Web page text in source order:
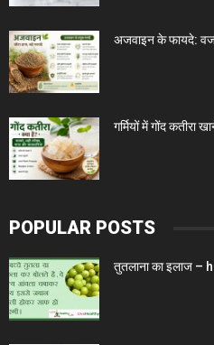
अजवाइन के फायदे:
गर्मियों में गोंद
POPULAR POSTS
तुतलाना का इलाज